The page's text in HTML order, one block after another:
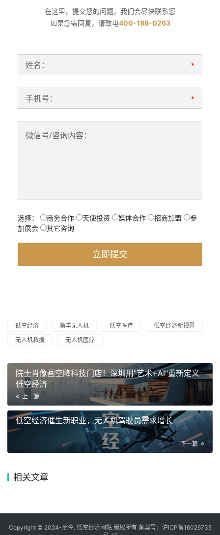
在这里，提交您的问题，我们会尽快联系您
如果急需回复，请致电400-188-0263
姓名： *
手机号： *
微信号/咨询内容：
选择： 商务合作 天使投资 媒体合作 招商加盟
参
加展会
其它咨询
低空经济 顺丰无人机 低空医疗
低空经济新视界
无人机救援
无人机医疗
院士肖像画空降科技门店！深圳用"艺术+AI"重新定义
低空经济
上一篇
低空经济催生新职业，无人机驾驶员需求增长
下一篇
相关文章
Copyright © 2024-至今. 低空经济网站 版权所有 备案号： 沪ICP备16026735